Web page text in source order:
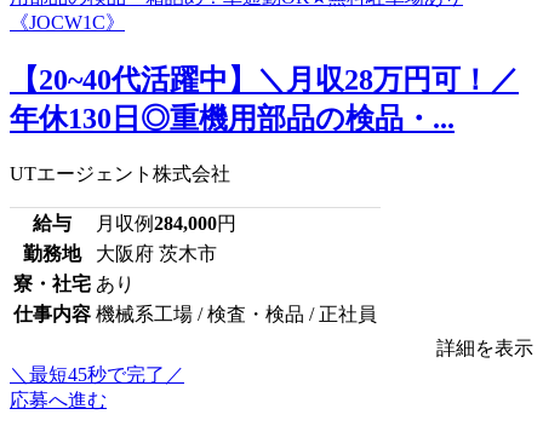
【20~40代活躍中】＼月収28万円可！／
年休130日◎重機用部品の検品・...
UTエージェント株式会社
給与 月収例284,000円
勤務地
大阪府 茨木市
寮・社宅 あり
仕事内容 機械系工場 / 検査・検品 / 正社員
詳細を表示
＼最短45秒で完了／
応募へ進む